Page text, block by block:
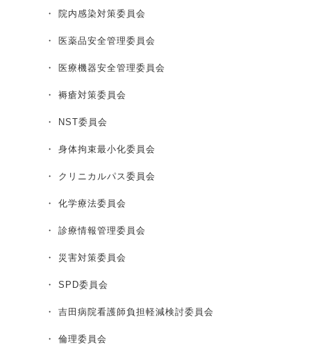
・ 院内感染対策委員会
・ 医薬品安全管理委員会
・ 医療機器安全管理委員会
・ 褥瘡対策委員会
・ NST委員会
・ 身体拘束最小化委員会
・ クリニカルパス委員会
・ 化学療法委員会
・ 診療情報管理委員会
・ 災害対策委員会
・ SPD委員会
・ 吉田病院看護師負担軽減検討委員会
・ 倫理委員会